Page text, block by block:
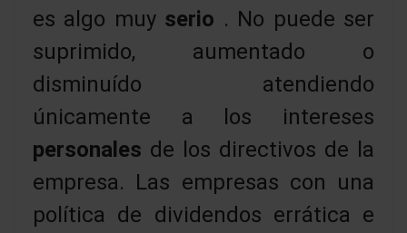
es algo muy serio . No puede ser
suprimido, aumentado o
disminuído atendiendo
únicamente a los intereses
personales de los directivos de la
empresa. Las empresas con una
política de dividendos errática e